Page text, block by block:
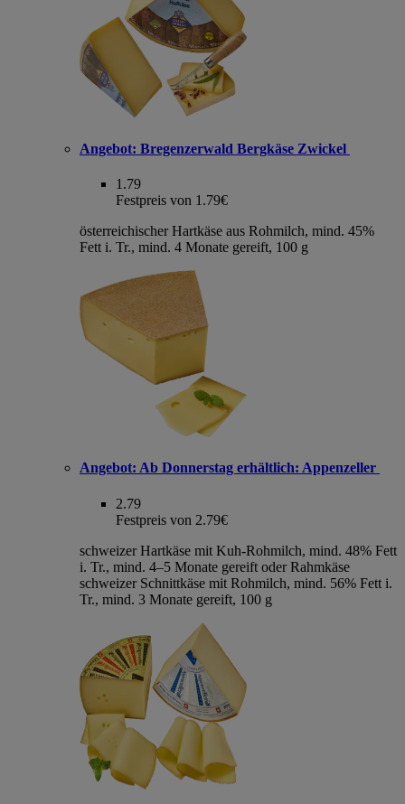
Angebot: Bregenzerwald Bergkäse Zwickel
1.79
Festpreis von 1.79€
österreichischer Hartkäse aus Rohmilch, mind. 45%
Fett i. Tr., mind. 4 Monate gereift, 100 g
Angebot: Ab Donnerstag erhältlich: Appenzeller
2.79
Festpreis von 2.79€
schweizer Hartkäse mit Kuh-Rohmilch, mind. 48% Fett
i. Tr., mind. 4–5 Monate gereift oder Rahmkäse
schweizer Schnittkäse mit Rohmilch, mind. 56% Fett i.
Tr., mind. 3 Monate gereift, 100 g